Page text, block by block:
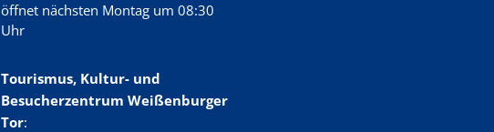
öffnet nächsten Montag um 08:30
Uhr
Tourismus, Kultur- und
Besucherzentrum Weißenburger
Tor: